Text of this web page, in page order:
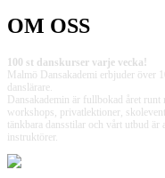
OM OSS
100 st danskurser varje vecka!
Malmö Dansakademi erbjuder över
danslärare.
Dansakademin är fullbokad året
workshops, privatlektioner,
tänkbara dansstilar och vårt utbud
instruktörer.